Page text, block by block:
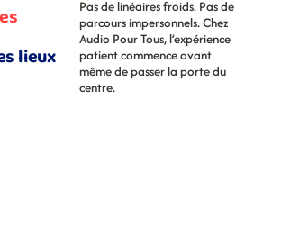
lieux
Pas de linéaires froids. Pas de
parcours impersonnels. Chez
Audio Pour Tous, l’expérience
patient commence avant
même de passer la porte du
centre.